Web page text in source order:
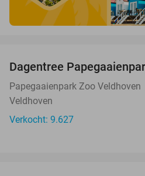
Dagentree
Papegaaienpark Zoo Veldhoven
Veldhoven
Verkocht: 9.627